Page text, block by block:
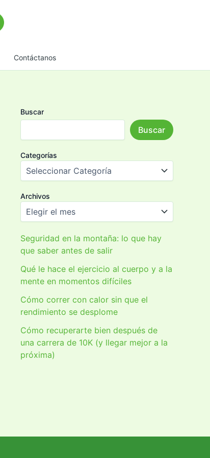
Contáctanos
Buscar
Buscar
Categorías
Archivos
Seguridad en la montaña: lo que hay
que saber antes de salir
Qué le hace el ejercicio al cuerpo y a la
mente en momentos difíciles
Cómo correr con calor sin que el
rendimiento se desplome
Cómo recuperarte bien después de
una carrera de 10K (y llegar mejor a la
próxima)